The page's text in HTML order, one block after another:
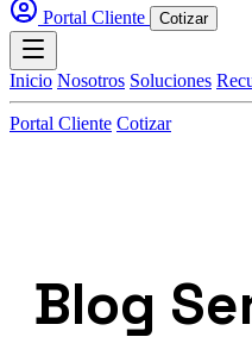
Portal Cliente Cotizar
Inicio Nosotros Soluciones
Portal Cliente Cotizar
Blog